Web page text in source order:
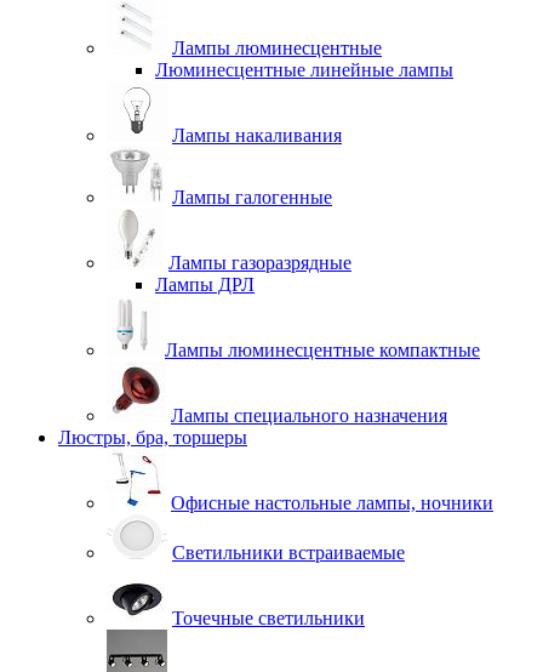
Лампы люминесцентные
Люминесцентные линейные лампы
Лампы накаливания
Лампы галогенные
Лампы газоразрядные
Лампы ДРЛ
Лампы люминесцентные компактные
Лампы специального назначения
Люстры, бра, торшеры
Офисные настольные лампы, ночники
Светильники встраиваемые
Точечные светильники